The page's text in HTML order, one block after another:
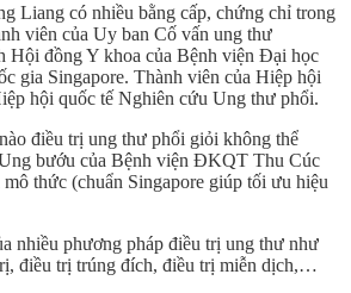
Liang có nhiều bằng cấp, chứng chỉ trong
viên của Uy ban Cố vấn ung thư
Hội đồng Y khoa của Bệnh viện Đại học
gia Singapore. Thành viên của Hiệp hội
hội quốc tế Nghiên cứu Ung thư phổi.
điều trị ung thư phổi giỏi không thể
bướu của Bệnh viện ĐKQT Thu Cúc
thức (chuẩn Singapore giúp tối ưu hiệu
nhiều phương pháp điều trị ung thư như
điều trị trúng đích, điều trị miễn dịch,…